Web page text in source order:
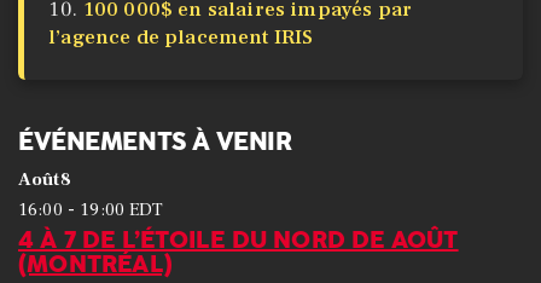
100 000$ en salaires impayés par
l’agence de placement IRIS
ÉVÉNEMENTS À VENIR
Août8
16:00 - 19:00 EDT
4 À 7 DE L’ÉTOILE DU NORD DE AOÛT
(MONTRÉAL)